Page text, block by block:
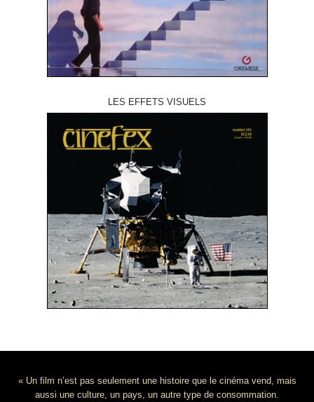
LES EFFETS VISUELS
« Un film n’est pas seulement une histoire que le cinéma vend, mais
aussi une culture, un pays, un autre type de consommation.